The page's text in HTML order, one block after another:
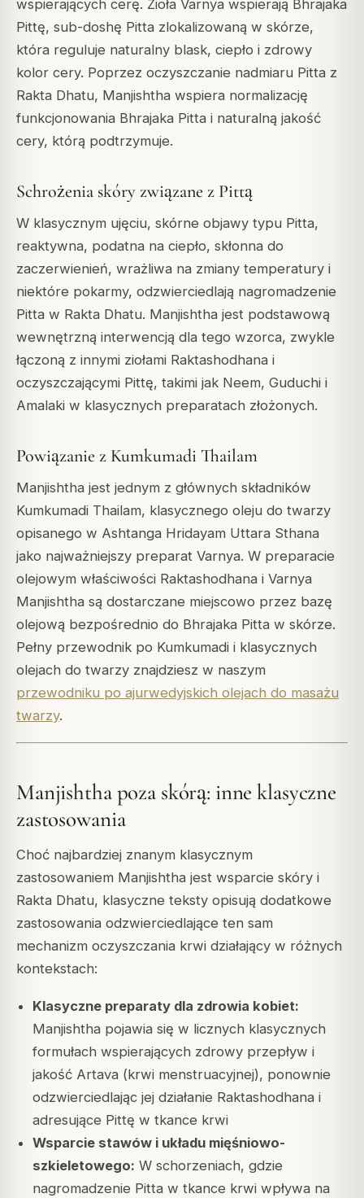
wspierających cerę. Zioła Varnya wspierają Bhrajaka
Pittę, sub-doshę Pitta zlokalizowaną w skórze,
która reguluje naturalny blask, ciepło i zdrowy
kolor cery. Poprzez oczyszczanie nadmiaru Pitta z
Rakta Dhatu, Manjishtha wspiera normalizację
funkcjonowania Bhrajaka Pitta i naturalną jakość
cery, którą podtrzymuje.
Schrożenia skóry związane z Pittą
W klasycznym ujęciu, skórne objawy typu Pitta,
reaktywna, podatna na ciepło, skłonna do
zaczerwienień, wrażliwa na zmiany temperatury i
niektóre pokarmy, odzwierciedlają nagromadzenie
Pitta w Rakta Dhatu. Manjishtha jest podstawową
wewnętrzną interwencją dla tego wzorca, zwykle
łączoną z innymi ziołami Raktashodhana i
oczyszczającymi Pittę, takimi jak Neem, Guduchi i
Amalaki w klasycznych preparatach złożonych.
Powiązanie z Kumkumadi Thailam
Manjishtha jest jednym z głównych składników
Kumkumadi Thailam, klasycznego oleju do twarzy
opisanego w Ashtanga Hridayam Uttara Sthana
jako najważniejszy preparat Varnya. W preparacie
olejowym właściwości Raktashodhana i Varnya
Manjishtha są dostarczane miejscowo przez bazę
olejową bezpośrednio do Bhrajaka Pitta w skórze.
Pełny przewodnik po Kumkumadi i klasycznych
olejach do twarzy znajdziesz w naszym
przewodniku po ajurwedyjskich olejach do masażu
twarzy.
Manjishtha poza skórą: inne klasyczne
zastosowania
Choć najbardziej znanym klasycznym
zastosowaniem Manjishtha jest wsparcie skóry i
Rakta Dhatu, klasyczne teksty opisują dodatkowe
zastosowania odzwierciedlające ten sam
mechanizm oczyszczania krwi działający w różnych
kontekstach:
Klasyczne preparaty dla zdrowia kobiet:
Manjishtha pojawia się w licznych klasycznych
formułach wspierających zdrowy przepływ i
jakość Artava (krwi menstruacyjnej), ponownie
odzwierciedlając jej działanie Raktashodhana i
adresujące Pittę w tkance krwi
Wsparcie stawów i układu mięśniowo-
szkieletowego: W schorzeniach, gdzie
nagromadzenie Pitta w tkance krwi wpływa na